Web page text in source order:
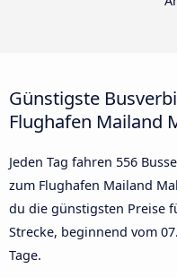
Günstigste
Flughafen Mailand
Jeden Tag fahren 556
zum Flughafen Mailand
du die günstigsten Preise
Strecke, beginnend vom
Tage.